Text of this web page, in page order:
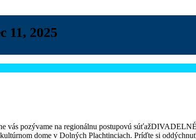
11, 2025
pozývame na regionálnu postupovú
dome v Dolných Plachtinciach. Príďte si